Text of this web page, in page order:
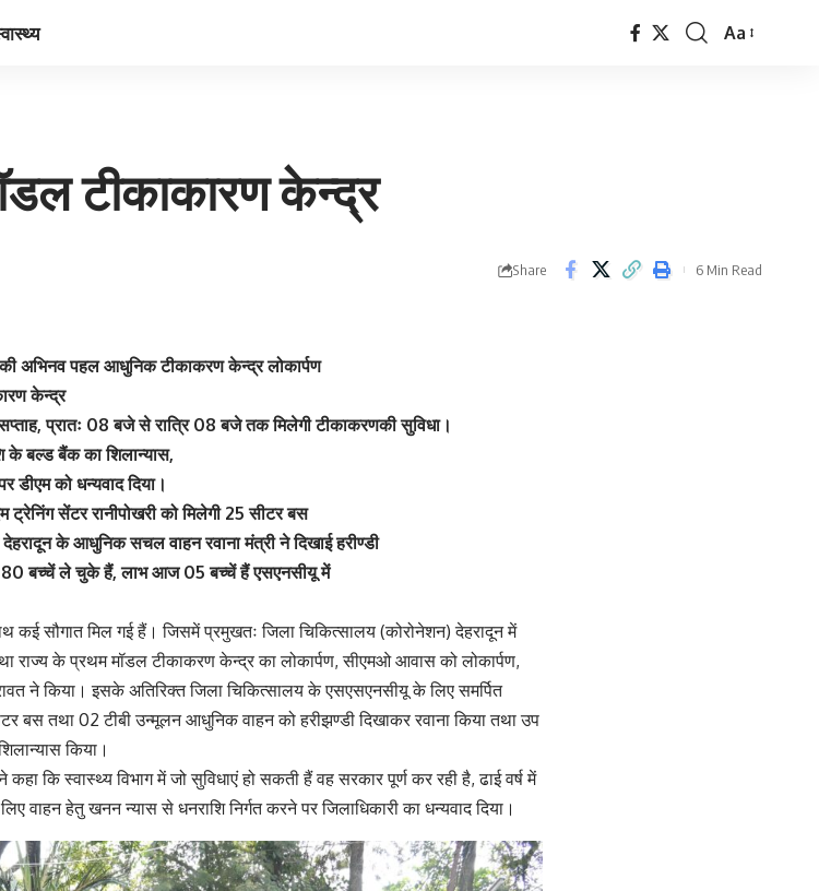
Font
Aa
टीकाकारण केन्द्र
Share 6 Min Read
की अभिनव पहल आधुनिक टीकाकरण केन्द्र लोकार्पण
केन्द्र
प्रातः 08 बजे से रात्रि 08 बजे तक मिलेगी टीकाकरणकी सुविधा।
के बल्ड बैंक का शिलान्यास,
डीएम को धन्यवाद दिया।
सेंटर रानीपोखरी को मिलेगी 25 सीटर बस
देहरादून के आधुनिक सचल वाहन रवाना मंत्री ने दिखाई हरीण्डी
बच्चें ले चुके हैं, लाभ आज 05 बच्चें हैं एसएनसीयू में
कई सौगात मिल गई हैं। जिसमें प्रमुखतः जिला चिकित्सालय (कोरोनेशन) देहरादून में
राज्य के प्रथम मॉडल टीकाकरण केन्द्र का लोकार्पण, सीएमओ आवास को लोकार्पण,
ने किया। इसके अतिरिक्त जिला चिकित्सालय के एसएसएनसीयू के लिए समर्पित
बस तथा 02 टीबी उन्मूलन आधुनिक वाहन को हरीझण्डी दिखाकर रवाना किया तथा उप
किया।
कि स्वास्थ्य विभाग में जो सुविधाएं हो सकती हैं वह सरकार पूर्ण कर रही है, ढाई वर्ष में
वाहन हेतु खनन न्यास से धनराशि निर्गत करने पर जिलाधिकारी का धन्यवाद दिया।